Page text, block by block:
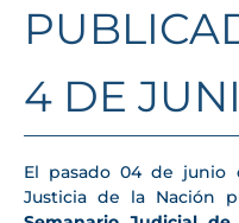
4 DE
El pasado 04 de junio
Justicia de la Nación